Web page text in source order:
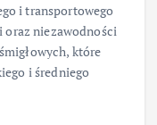
i transportowego
oraz niezawodności
które
i średniego